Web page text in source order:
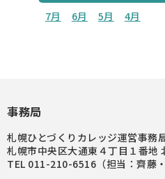
7月
6月 5月 4月
事務局
札幌ひとづくりカレッジ運営事務
札幌市中央区大通東４丁目１番地
TEL 011-210-6516（担当：齊藤・